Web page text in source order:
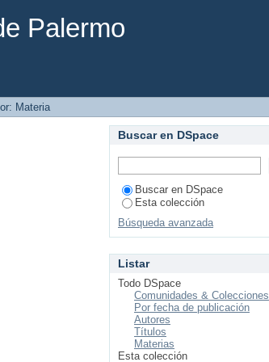
Palermo
Materia
Buscar en DSpace
Buscar en DSpace
Esta colección
Búsqueda avanzada
Listar
Todo DSpace
Comunidades & Colecciones
Por fecha de publicación
Autores
Títulos
Materias
Esta colección